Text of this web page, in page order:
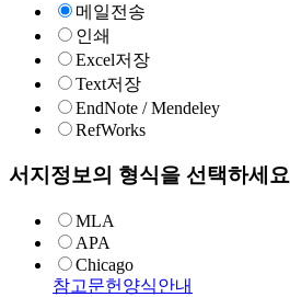
메일전송
인쇄
Excel저장
Text저장
EndNote / Mendeley
RefWorks
서지정보의 형식을 선택하세요
MLA
APA
Chicago
참고문헌양식안내